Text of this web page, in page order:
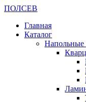
ПОЛСЕВ
Главная
Каталог
Напольные